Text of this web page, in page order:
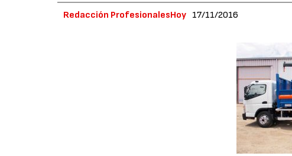
Redacción ProfesionalesHoy 17/11/2016